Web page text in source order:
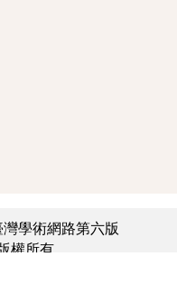
灣學術網路第六版
權所有